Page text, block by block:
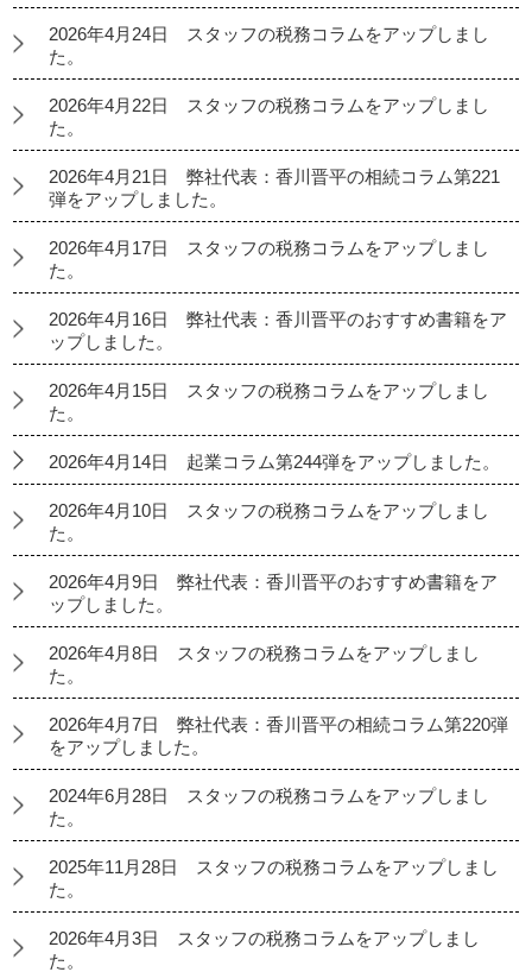
2026年4月24日 スタッフの税務コラムをアップしまし
た。
2026年4月22日 スタッフの税務コラムをアップしまし
た。
2026年4月21日 弊社代表：香川晋平の相続コラム第221
弾をアップしました。
2026年4月17日 スタッフの税務コラムをアップしまし
た。
2026年4月16日 弊社代表：香川晋平のおすすめ書籍をア
ップしました。
2026年4月15日 スタッフの税務コラムをアップしまし
た。
2026年4月14日 起業コラム第244弾をアップしました。
2026年4月10日 スタッフの税務コラムをアップしまし
た。
2026年4月9日 弊社代表：香川晋平のおすすめ書籍をア
ップしました。
2026年4月8日 スタッフの税務コラムをアップしまし
た。
2026年4月7日 弊社代表：香川晋平の相続コラム第220弾
をアップしました。
2024年6月28日 スタッフの税務コラムをアップしまし
た。
2025年11月28日 スタッフの税務コラムをアップしまし
た。
2026年4月3日 スタッフの税務コラムをアップしまし
た。